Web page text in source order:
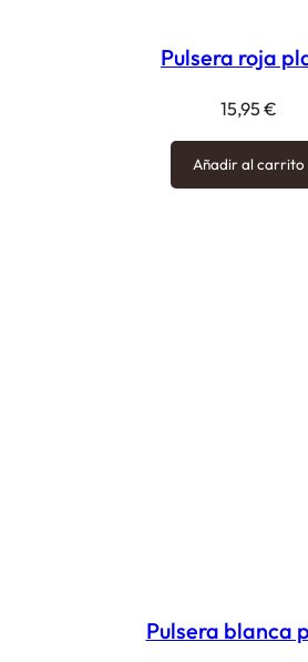
Pulsera roja
15,95€
Añadir al carrito
Pulsera blanca